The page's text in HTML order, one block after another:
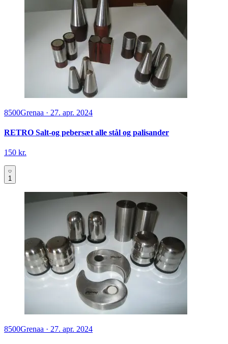
8500Grenaa · 27. apr. 2024
RETRO Salt-og pebersæt alle stål og palisander
150 kr.
1
8500Grenaa · 27. apr. 2024